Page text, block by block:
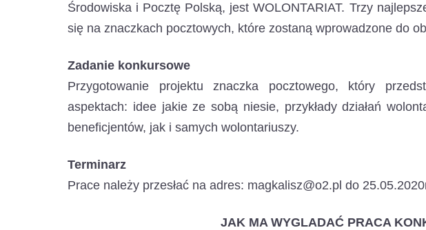
Środowiska i Pocztę Polską, jest WOLONTARIAT. Trzy
się na znaczkach pocztowych, które zostaną wprowadzone do
Zadanie konkursowe
Przygotowanie projektu znaczka pocztowego, który
aspektach: idee jakie ze sobą niesie, przykłady działań
beneficjentów, jak i samych wolontariuszy.
Terminarz
Prace należy przesłać na adres: magkalisz@o2.pl do
JAK MA WYGLADAĆ PRACA